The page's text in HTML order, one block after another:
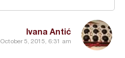
Ivana Antić
October 5, 2015, 6:31 am